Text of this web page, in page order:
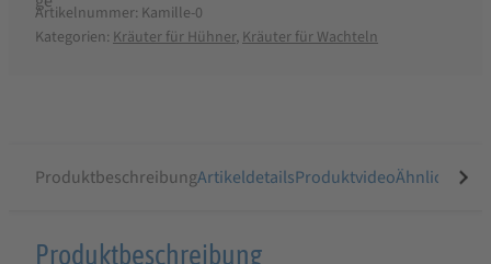
Artikelnummer: Kamille-0
Kategorien: Kräuter für Hühner, Kräuter für Wachteln
ProduktbeschreibungArtikeldetailsProduktvideoÄhnliche
Produktbeschreibung
Produktbeschreibung